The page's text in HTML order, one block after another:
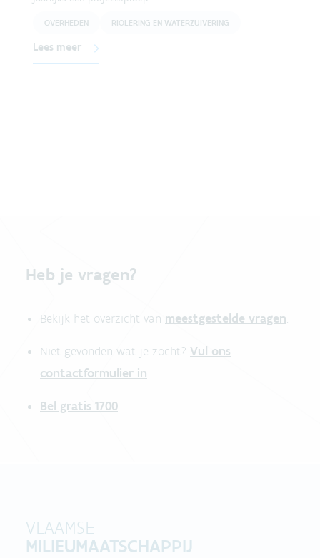
OVERHEDEN RIOLERING EN WATERZUIVERING
Lees meer
Heb je vragen?
Bekijk het overzicht van meestgestelde vragen.
Niet gevonden wat je zocht? Vul ons
contactformulier in.
Bel gratis 1700
VLAAMSE
MILIEUMAATSCHAPPIJ